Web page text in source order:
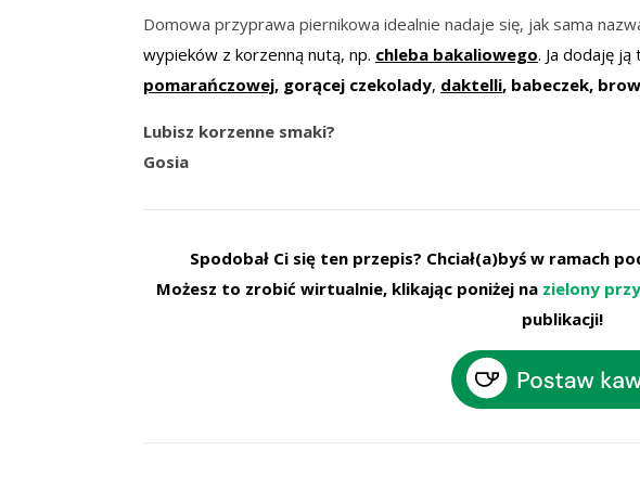
Domowa przyprawa piernikowa idealnie nadaje się, jak sama
wypieków z korzenną nutą, np. chleba bakaliowego. Ja dodaję ją
pomarańczowej, gorącej czekolady, daktelli, babeczek,
Lubisz korzenne smaki?
Gosia
Spodobał Ci się ten przepis? Chciał(a)byś w ramach
Możesz to zrobić wirtualnie, klikając poniżej nazielony
publikacji!